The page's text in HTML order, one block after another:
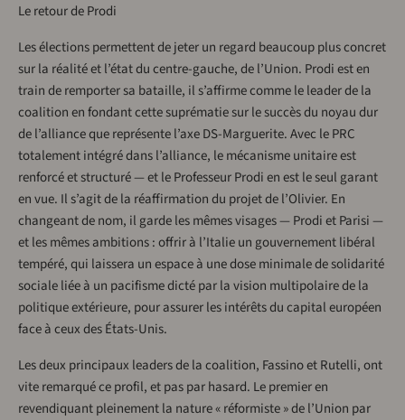
Le retour de Prodi
Les élections permettent de jeter un regard beaucoup plus concret
sur la réalité et l’état du centre-gauche, de l’Union. Prodi est en
train de remporter sa bataille, il s’affirme comme le leader de la
coalition en fondant cette suprématie sur le succès du noyau dur
de l’alliance que représente l’axe DS-Marguerite. Avec le PRC
totalement intégré dans l’alliance, le mécanisme unitaire est
renforcé et structuré — et le Professeur Prodi en est le seul garant
en vue. Il s’agit de la réaffirmation du projet de l’Olivier. En
changeant de nom, il garde les mêmes visages — Prodi et Parisi —
et les mêmes ambitions : offrir à l’Italie un gouvernement libéral
tempéré, qui laissera un espace à une dose minimale de solidarité
sociale liée à un pacifisme dicté par la vision multipolaire de la
politique extérieure, pour assurer les intérêts du capital européen
face à ceux des États-Unis.
Les deux principaux leaders de la coalition, Fassino et Rutelli, ont
vite remarqué ce profil, et pas par hasard. Le premier en
revendiquant pleinement la nature « réformiste » de l’Union par